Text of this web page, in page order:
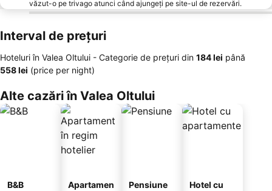
văzut-o pe trivago atunci când ajungeți pe site-ul de rezervări.
Interval de prețuri
Hoteluri în Valea Oltului - Categorie de preţuri din ‎184 lei până
‎558 lei (price per night)
Alte cazări în Valea Oltului
B&B
Apartamen
Pensiune
Hotel cu